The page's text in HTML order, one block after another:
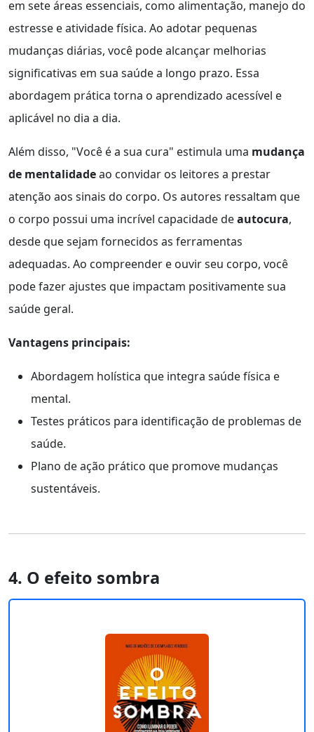
em sete áreas essenciais, como alimentação, manejo do
estresse e atividade física. Ao adotar pequenas
mudanças diárias, você pode alcançar melhorias
significativas em sua saúde a longo prazo. Essa
abordagem prática torna o aprendizado acessível e
aplicável no dia a dia.
Além disso, "Você é a sua cura" estimula uma mudança
de mentalidadeao convidar os leitores a prestar
atenção aos sinais do corpo. Os autores ressaltam que
o corpo possui uma incrível capacidade deautocura,
desde que sejam fornecidos as ferramentas
adequadas. Ao compreender e ouvir seu corpo, você
pode fazer ajustes que impactam positivamente sua
saúde geral.
Vantagens principais:
Abordagem holística que integra saúde física e
mental.
Testes práticos para identificação de problemas de
saúde.
Plano de ação prático que promove mudanças
sustentáveis.
4. O efeito sombra